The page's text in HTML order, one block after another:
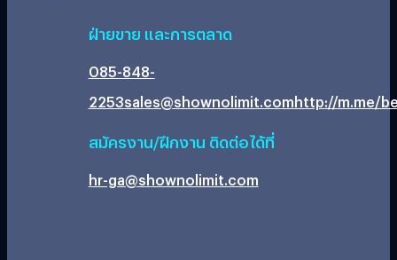
ฝ่ายขาย และการตลาด
085-848-
2253sales@shownolimit.comhttp://m.me/
สมัครงาน/ฝึกงาน ติดต่อได้ที่
hr-ga@shownolimit.com